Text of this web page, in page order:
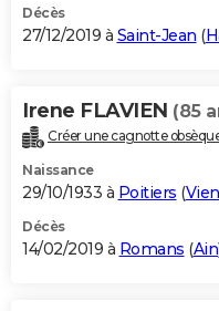
Décès
27/12/2019 à Saint-Jean (
Irene FLAVIEN (85
Créer une cagnotte
Naissance
29/10/1933 à Poitiers (
Décès
14/02/2019 à Romans (Ain